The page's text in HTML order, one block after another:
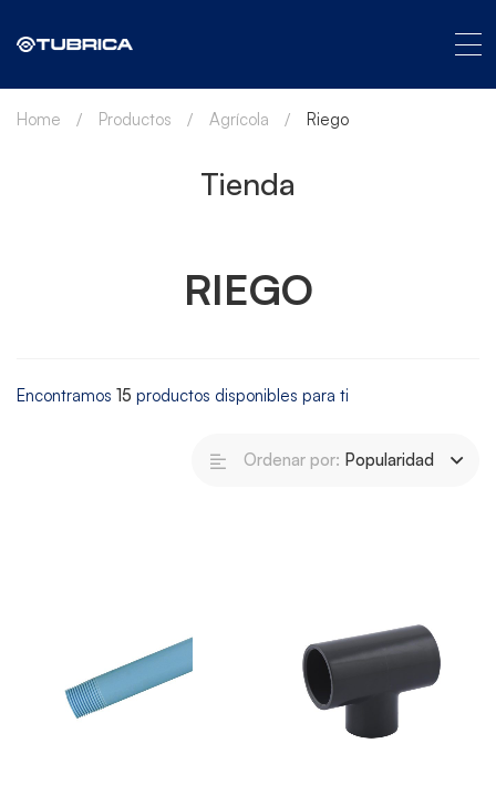
Tienda
Home Productos Agrícola Riego
RIEGO
Encontramos 15 productos disponibles para ti
Ordenar por: Popularidad